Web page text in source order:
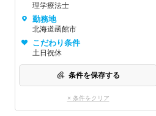
理学療法士
勤務地
北海道函館市
こだわり条件
土日祝休
条件を保存する
× 条件をクリア